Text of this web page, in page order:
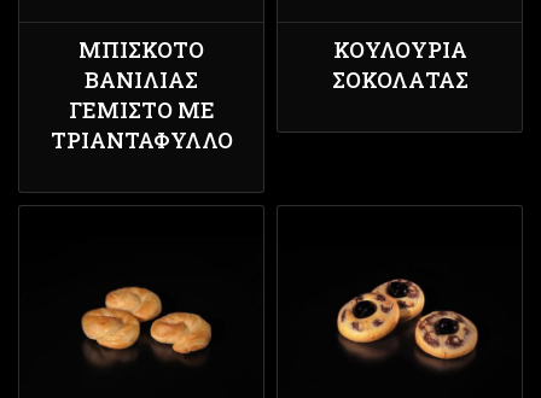
ΜΠΙΣΚΌΤΟ
ΒΑΝΊΛΙΑΣ
ΓΕΜΙΣΤΌ ΜΕ
ΤΡΙΑΝΤΆΦΥΛΛΟ
ΚΟΥΛΟΎΡΙΑ
ΣΟΚΟΛΆΤΑΣ